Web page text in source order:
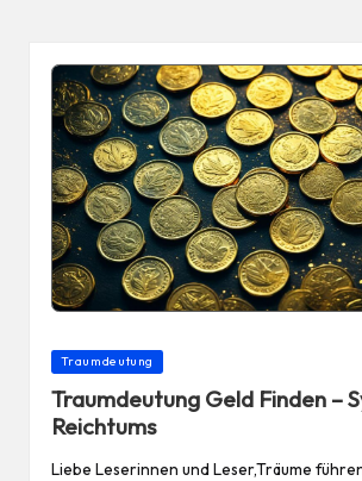
Posted
Traumdeutung
Traumdeutung Geld Finden –
Reichtums
Liebe Leserinnen und Leser,Träume